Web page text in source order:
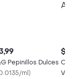
Pepinillos Dulces
ml)
$
Olé